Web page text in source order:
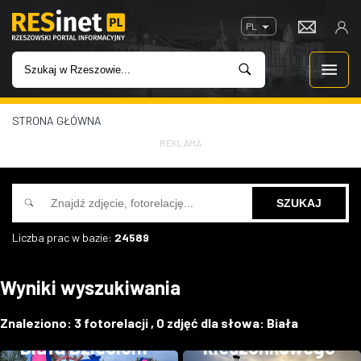
PL
WIADOMOŚCI
INWESTYCJE
IMPREZY
W KINACH
STRONA GŁÓWNA
REKLAMA
Liczba prac w bazie: 24589
Wyniki wyszukiwania
Znaleziono: 3 fotorelacji , 0 zdjęć dla słowa: Biała
Biała Dzieciom
Budowa ogrodu
kieszonkowego